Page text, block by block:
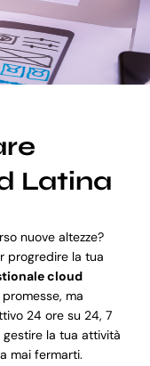
Latina
nuove altezze?
progredire la tua
cloud
ma
24 ore su 24, 7
la tua attività
mai fermarti.